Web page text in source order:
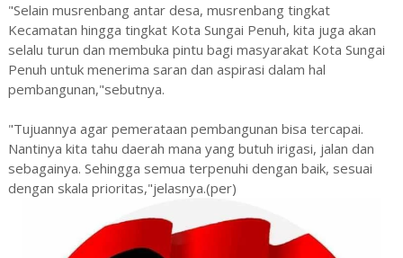
"Selain musrenbang antar desa, musrenbang tingkat
Kecamatan hingga tingkat Kota Sungai Penuh, kita juga akan
selalu turun dan membuka pintu bagi masyarakat Kota Sungai
Penuh untuk menerima saran dan aspirasi dalam hal
pembangunan,"sebutnya.
"Tujuannya agar pemerataan pembangunan bisa tercapai.
Nantinya kita tahu daerah mana yang butuh irigasi, jalan dan
sebagainya. Sehingga semua terpenuhi dengan baik, sesuai
dengan skala prioritas,"jelasnya.(per)